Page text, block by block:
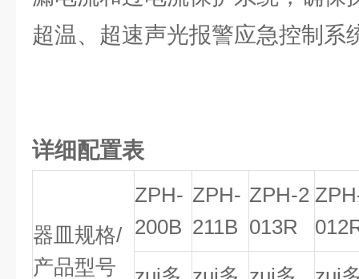
超温、超速声光报警应急控制系
详细配置表
器皿规格/
产品型号
ZPH-
200B
ZPH-
211B
ZPH-2
013R